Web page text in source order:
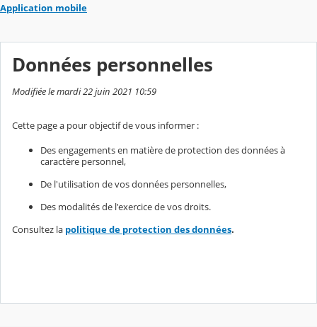
Application mobile
Données personnelles
Modifiée le mardi 22 juin 2021 10:59
Cette page a pour objectif de vous informer :
Des engagements en matière de protection des données à
caractère personnel,
De l'utilisation de vos données personnelles,
Des modalités de l'exercice de vos droits.
Consultez la politique de protection des données.